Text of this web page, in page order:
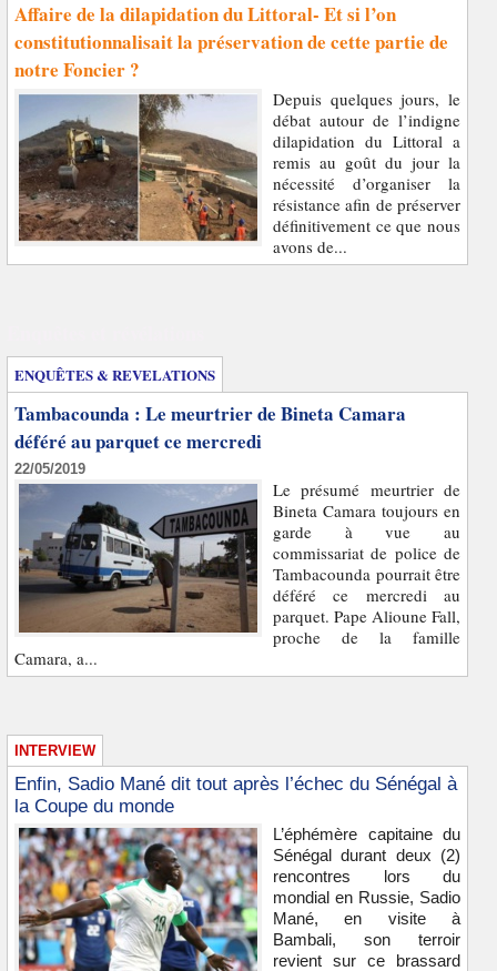
Affaire de la dilapidation du Littoral- Et si l’on
constitutionnalisait la préservation de cette partie de
notre Foncier ?
Depuis quelques jours, le
débat autour de l’indigne
dilapidation du Littoral a
remis au goût du jour la
nécessité d’organiser la
résistance afin de préserver
définitivement ce que nous
avons de...
ENQUÊTES & REVELATIONS
Tambacounda : Le meurtrier de Bineta Camara
déféré au parquet ce mercredi
22/05/2019
Le présumé meurtrier de
Bineta Camara toujours en
garde à vue au
commissariat de police de
Tambacounda pourrait être
déféré ce mercredi au
parquet. Pape Alioune Fall,
proche de la famille
Camara, a...
INTERVIEW
Enfin, Sadio Mané dit tout après l’échec du Sénégal à
la Coupe du monde
L’éphémère capitaine du
Sénégal durant deux (2)
rencontres lors du
mondial en Russie, Sadio
Mané, en visite à
Bambali, son terroir
revient sur ce brassard